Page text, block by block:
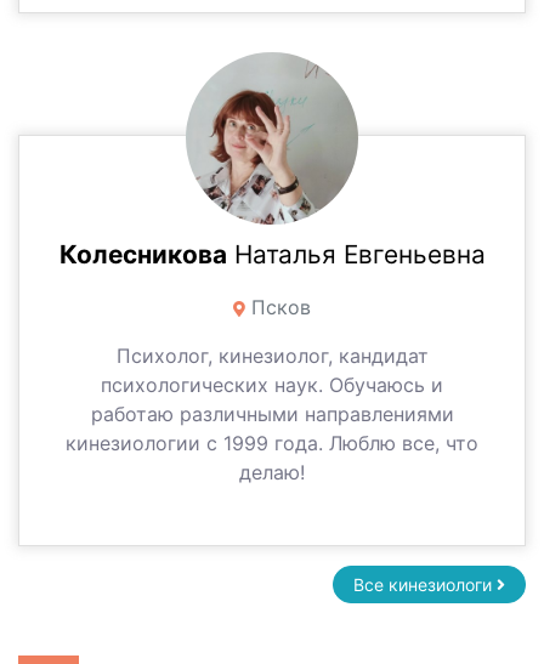
Колесникова Наталья Евгеньевна
Псков
Психолог, кинезиолог, кандидат
психологических наук. Обучаюсь и
работаю различными направлениями
кинезиологии с 1999 года. Люблю все, что
делаю!
Все кинезиологи